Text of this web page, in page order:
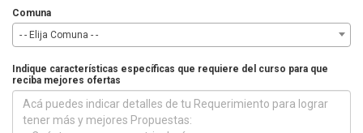
Comuna
- - Elija Comuna - -
Indique características específicas que requiere del curso para que
reciba mejores ofertas